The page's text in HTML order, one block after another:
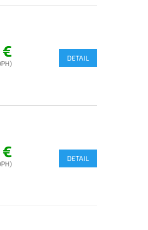
DETAIL
DETAIL